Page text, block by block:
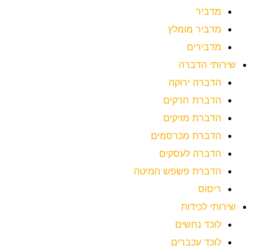
מדביר
מדביר מומלץ
מדבירים
שירותי הדברה
הדברה ירוקה
הדברת חרקים
הדברת מזיקים
הדברת מכרסמים
הדברה לעסקים
הדברת פשפש המיטה
ריסוס
שירותי לכידות
לוכד נחשים
לוכד עכברים